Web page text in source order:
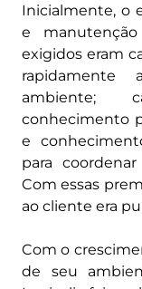
Inicialmente, o
e
exigidos eram
rapidamente
ambiente;
conhecimento
e
para
Com essas
ao cliente era
Com o
de seu